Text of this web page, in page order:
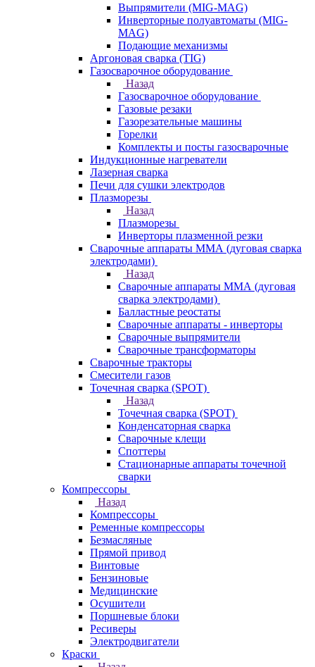
Выпрямители (MIG-MAG)
Инверторные полуавтоматы (MIG-
MAG)
Подающие механизмы
Аргоновая сварка (TIG)
Газосварочное оборудование
Назад
Газосварочное оборудование
Газовые резаки
Газорезательные машины
Горелки
Комплекты и посты газосварочные
Индукционные нагреватели
Лазерная сварка
Печи для сушки электродов
Плазморезы
Назад
Плазморезы
Инверторы плазменной резки
Сварочные аппараты ММА (дуговая сварка
электродами)
Назад
Сварочные аппараты ММА (дуговая
сварка электродами)
Балластные реостаты
Сварочные аппараты - инверторы
Сварочные выпрямители
Сварочные трансформаторы
Сварочные тракторы
Смесители газов
Точечная сварка (SPOT)
Назад
Точечная сварка (SPOT)
Конденсаторная сварка
Сварочные клещи
Споттеры
Стационарные аппараты точечной
сварки
Компрессоры
Назад
Компрессоры
Ременные компрессоры
Безмасляные
Прямой привод
Винтовые
Бензиновые
Медицинские
Осушители
Поршневые блоки
Ресиверы
Электродвигатели
Краски